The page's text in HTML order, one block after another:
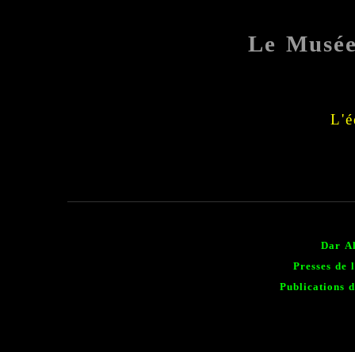
Le
Dar
Presses de
Publications